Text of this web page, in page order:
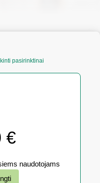
pasirinktinai
€
naudotojams